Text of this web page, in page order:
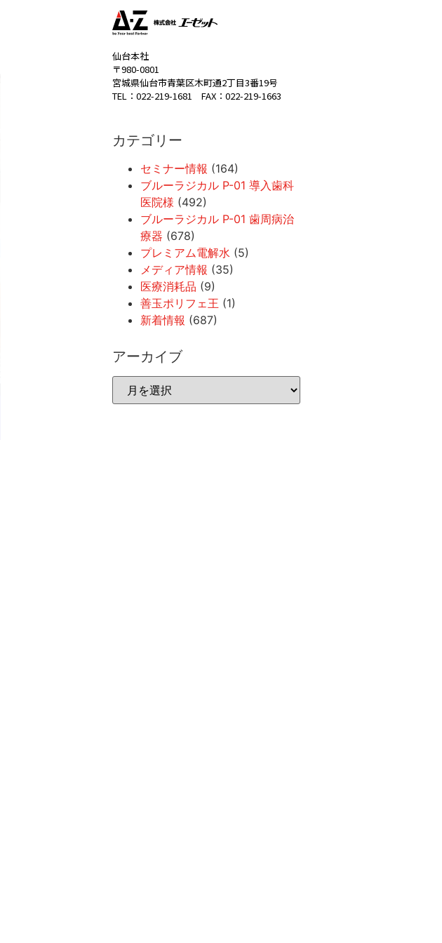
仙台本社
〒980-0801
宮城県仙台市青葉区木町通2丁目3番19号
TEL：022-219-1681 FAX：022-219-1663
カテゴリー
セミナー情報 (164)
ブルーラジカル P-01 導入歯科
医院様 (492)
ブルーラジカル P-01 歯周病治
療器 (678)
プレミアム電解水 (5)
メディア情報 (35)
医療消耗品 (9)
善玉ポリフェ王 (1)
新着情報 (687)
アーカイブ